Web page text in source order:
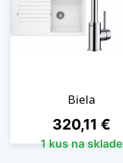
Biela
Cena
320,11 €
1 kus na sklade